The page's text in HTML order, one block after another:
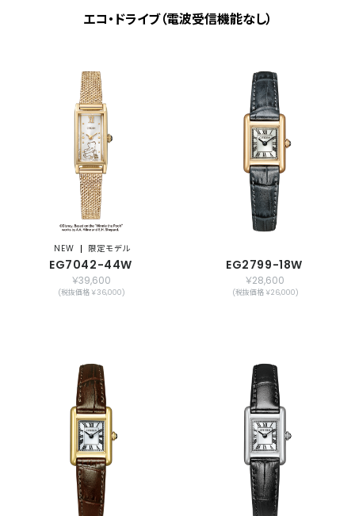
エコ・ドライブ（電波受信機能なし）
NEW 限定モデル
EG7042-44W
￥39,600
(税抜価格 ￥36,000)
EG2799-18W
￥28,600
(税抜価格 ￥26,000)